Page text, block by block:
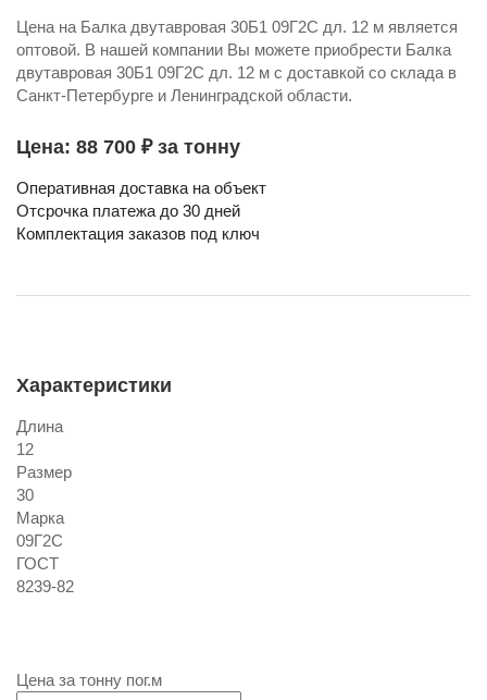
Цена на Балка двутавровая 30Б1 09Г2С дл. 12 м является
оптовой. В нашей компании Вы можете приобрести Балка
двутавровая 30Б1 09Г2С дл. 12 м с доставкой со склада в
Санкт-Петербурге и Ленинградской области.
Цена: 88 700 ₽ за тонну
Оперативная доставка на объект
Отсрочка платежа до 30 дней
Комплектация заказов под ключ
Характеристики
Длина
12
Размер
30
Марка
09Г2С
ГОСТ
8239-82
Цена за тонну пог.м